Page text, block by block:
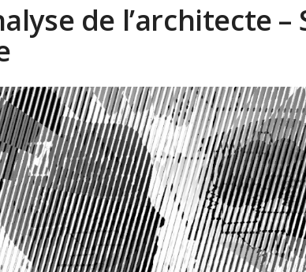
de l’architecte –